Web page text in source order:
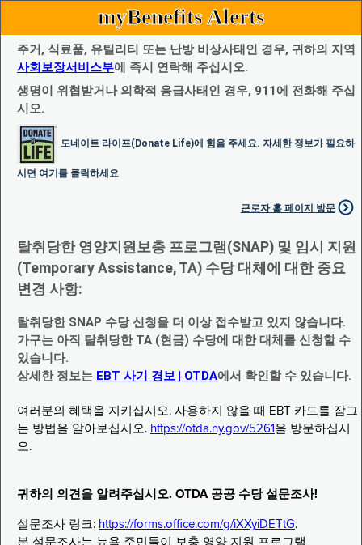
myBenefits Alerts
주거, 식료품, 유틸리티 또는 난방 비상사태인 경우, 귀하의 지역
사회보장서비스부에 즉시 연락해 주십시오.
생명이 위협받거나 의학적 응급사태인 경우, 911에 전화해 주십
시오.
도네이트 라이프(Donate Life)에 힘을 주세요. 자세한 정보가 필요하
시면 여기를 클릭하세요
근로자 홈 페이지 방문
탈취당한 영양지원보충 프로그램(SNAP) 및 임시 지원
(Temporary Assistance, TA) 수당 대체에 대한 중요
변경 사항:
탈취당한 SNAP 수당 신청을 더 이상 접수받고 있지 않습니다.
가구는 아직 탈취당한 TA (현금) 수당에 대한 대체를 신청할 수
있습니다.
상세한 정보는 EBT 사기 경보 | OTDA에서 확인할 수 있습니다.
여러분의 혜택을 지키십시오. 사용하지 않을 때 EBT 카드를 잠그
는 방법을 알아보십시오. https://otda.ny.gov/5261 을 방문하십시
오.
귀하의 의견을 알려주십시오. OTDA 공공 수당 설문조사!
설문조사 링크: https://forms.office.com/g/iXXyiDETtG.
본 설문조사는 뉴욕 주민들이 보충 영양 지원 프로그램